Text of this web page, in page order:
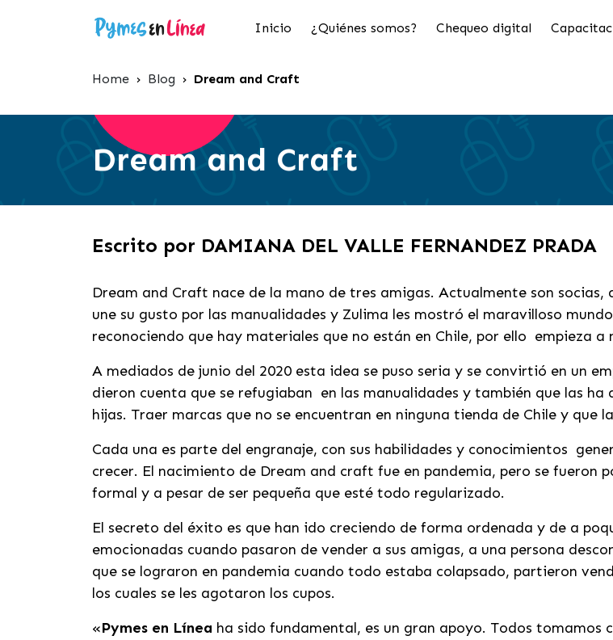
Inicio ¿Quiénes somos? Chequeo digital
Home › Blog › Dream and Craft
Dream and Craft
Escrito por DAMIANA DEL VALLE FERNANDEZ PRADA
Dream and Craft nace de la mano de tres amigas. Actualmente son socias,
une su gusto por las manualidades y Zulima les mostró el maravilloso
reconociendo que hay materiales que no están en Chile, por ello empieza
A mediados de junio del 2020 esta idea se puso seria y se convirtió en un
dieron cuenta que se refugiaban en las manualidades y también que las
hijas. Traer marcas que no se encuentran en ninguna tienda de Chile y que
Cada una es parte del engranaje, con sus habilidades y conocimientos
crecer. El nacimiento de Dream and craft fue en pandemia, pero se fueron
formal y a pesar de ser pequeña que esté todo regularizado.
El secreto del éxito es que han ido creciendo de forma ordenada y de a
emocionadas cuando pasaron de vender a sus amigas, a una persona
que se lograron en pandemia cuando todo estaba colapsado, partieron
los cuales se les agotaron los cupos.
«Pymes en Línea ha sido fundamental, es un gran apoyo. Todos tomamos